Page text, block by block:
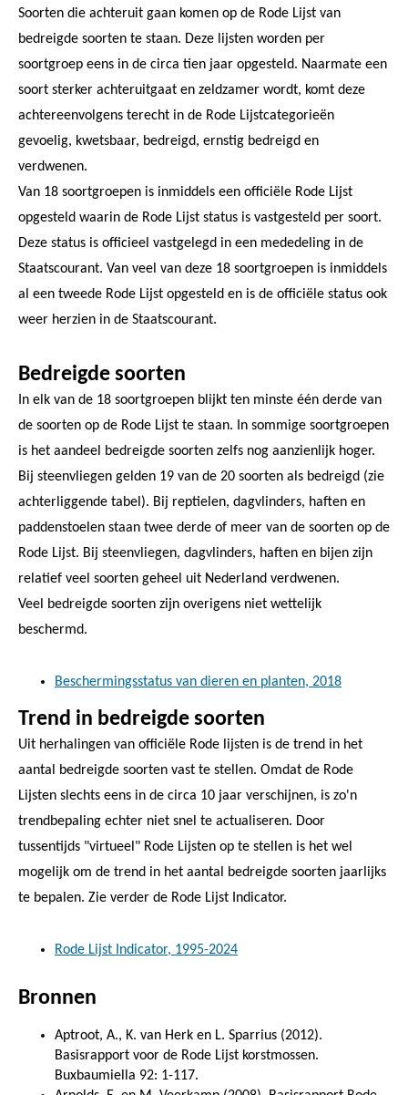
Soorten die achteruit gaan komen op de Rode Lijst van
bedreigde soorten te staan. Deze lijsten worden per
soortgroep eens in de circa tien jaar opgesteld. Naarmate een
soort sterker achteruitgaat en zeldzamer wordt, komt deze
achtereenvolgens terecht in de Rode Lijstcategorieën
gevoelig, kwetsbaar, bedreigd, ernstig bedreigd en
verdwenen.
Van 18 soortgroepen is inmiddels een officiële Rode Lijst
opgesteld waarin de Rode Lijst status is vastgesteld per soort.
Deze status is officieel vastgelegd in een mededeling in de
Staatscourant. Van veel van deze 18 soortgroepen is inmiddels
al een tweede Rode Lijst opgesteld en is de officiële status ook
weer herzien in de Staatscourant.
Bedreigde soorten
In elk van de 18 soortgroepen blijkt ten minste één derde van
de soorten op de Rode Lijst te staan. In sommige soortgroepen
is het aandeel bedreigde soorten zelfs nog aanzienlijk hoger.
Bij steenvliegen gelden 19 van de 20 soorten als bedreigd (zie
achterliggende tabel). Bij reptielen, dagvlinders, haften en
paddenstoelen staan twee derde of meer van de soorten op de
Rode Lijst. Bij steenvliegen, dagvlinders, haften en bijen zijn
relatief veel soorten geheel uit Nederland verdwenen.
Veel bedreigde soorten zijn overigens niet wettelijk
beschermd.
Beschermingsstatus van dieren en planten, 2018
Trend in bedreigde soorten
Uit herhalingen van officiële Rode lijsten is de trend in het
aantal bedreigde soorten vast te stellen. Omdat de Rode
Lijsten slechts eens in de circa 10 jaar verschijnen, is zo'n
trendbepaling echter niet snel te actualiseren. Door
tussentijds "virtueel" Rode Lijsten op te stellen is het wel
mogelijk om de trend in het aantal bedreigde soorten jaarlijks
te bepalen. Zie verder de Rode Lijst Indicator.
Rode Lijst Indicator, 1995-2024
Bronnen
Aptroot, A., K. van Herk en L. Sparrius (2012).
Basisrapport voor de Rode Lijst korstmossen.
Buxbaumiella 92: 1-117.